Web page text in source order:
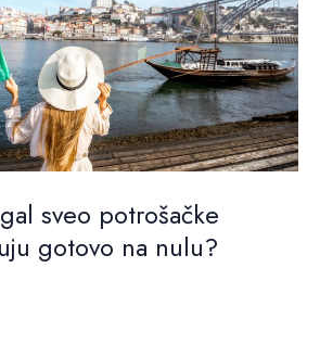
sveo potrošačke
gotovo na nulu?